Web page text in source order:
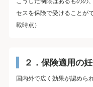
セスを保険で受けることが
載時点）
２．保険適用の
国内外で広く効果が認めら